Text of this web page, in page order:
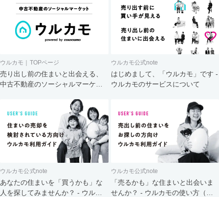
ウルカモ｜TOPページ
売り出し前の住まいと出会える、
中古不動産のソーシャルマーケッ
ウルカモ公式note
はじめまして、「ウルカモ」です -
ウルカモのサービスについて
ウルカモ公式note
あなたの住まいを「買うかも」な
人を探してみませんか？ - ウルカ
ウルカモ公式note
「売るかも」な住まいと出会いま
せんか？ - ウルカモの使い方（買